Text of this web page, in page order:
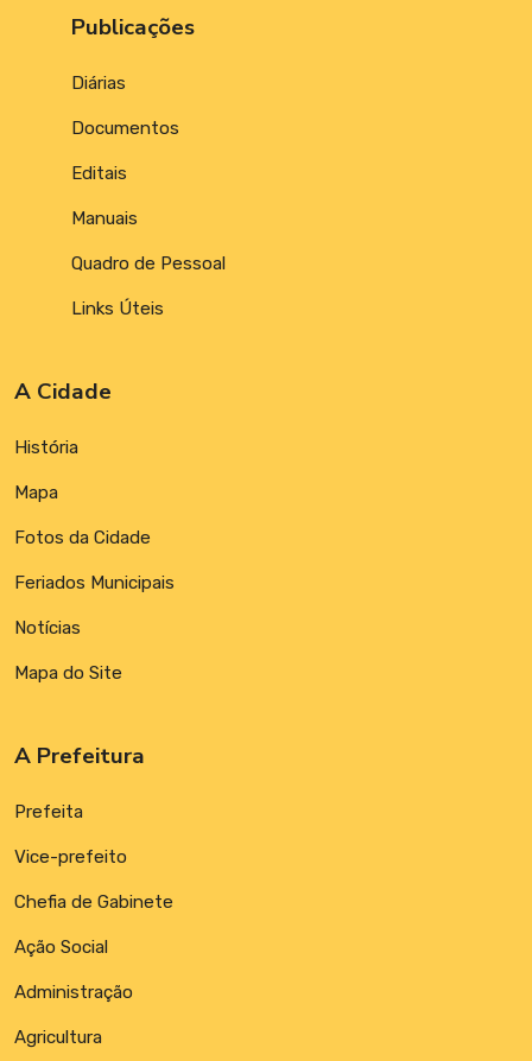
Publicações
Diárias
Documentos
Editais
Manuais
Quadro de Pessoal
Links Úteis
A Cidade
História
Mapa
Fotos da Cidade
Feriados Municipais
Notícias
Mapa do Site
A Prefeitura
Prefeita
Vice-prefeito
Chefia de Gabinete
Ação Social
Administração
Agricultura